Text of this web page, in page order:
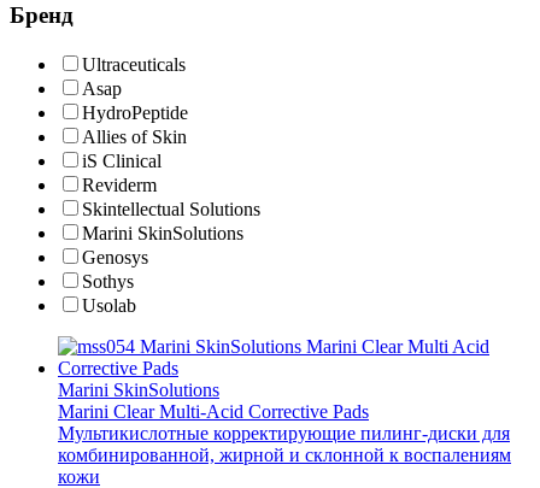
Бренд
Ultraceuticals
Asap
HydroPeptide
Allies of Skin
iS Clinical
Reviderm
Skintellectual Solutions
Marini SkinSolutions
Genosys
Sothys
Usolab
Marini SkinSolutions
Marini Clear Multi-Acid Corrective Pads
Мультикислотные корректирующие пилинг-диски для
комбинированной, жирной и склонной к воспалениям
кожи